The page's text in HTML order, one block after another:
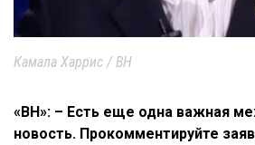
Камала Харрис / ВН
«ВН»: – Есть еще одна важная
новость. Прокомментируйте